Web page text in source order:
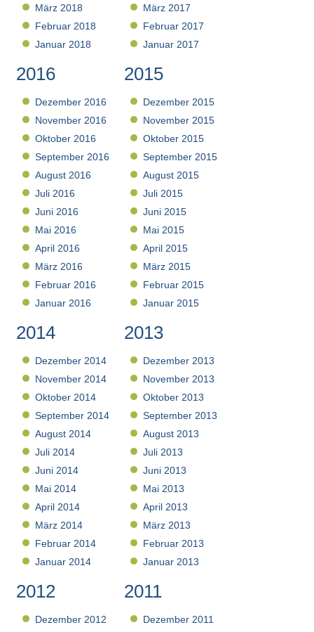
März 2018
Februar 2018
Januar 2018
März 2017
Februar 2017
Januar 2017
2016
Dezember 2016
November 2016
Oktober 2016
September 2016
August 2016
Juli 2016
Juni 2016
Mai 2016
April 2016
März 2016
Februar 2016
Januar 2016
2015
Dezember 2015
November 2015
Oktober 2015
September 2015
August 2015
Juli 2015
Juni 2015
Mai 2015
April 2015
März 2015
Februar 2015
Januar 2015
2014
Dezember 2014
November 2014
Oktober 2014
September 2014
August 2014
Juli 2014
Juni 2014
Mai 2014
April 2014
März 2014
Februar 2014
Januar 2014
2013
Dezember 2013
November 2013
Oktober 2013
September 2013
August 2013
Juli 2013
Juni 2013
Mai 2013
April 2013
März 2013
Februar 2013
Januar 2013
2012
Dezember 2012
2011
Dezember 2011